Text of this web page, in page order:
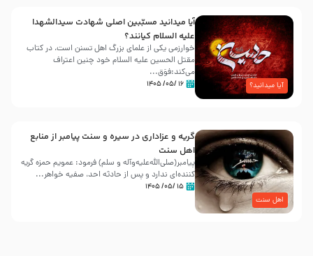
آیا میدانید؟
آیا میدانید مسبّبین اصلی شهادت سیدالشهدا
علیه ‌السلام کیانند؟
خوارزمی یکی از علمای بزرگ اهل تسنن است، در کتاب
مقتل الحسین علیه ‌السلام خود چنین اعتراف
می‌کند:فوَق...
۱۶ /۰۵/ ۱۴۰۵
اهل سنت
گریه و عزاداری در سیره و سنت پیامبر از منابع
اهل سنت
پیامبر(صلی‌الله‌علیه‌وآله و سلم) فرمود: عمویم حمزه گریه
کننده‌ای ندارد و پس از حادثه احد، صفیه خواهر...
۱۵ /۰۵/ ۱۴۰۵